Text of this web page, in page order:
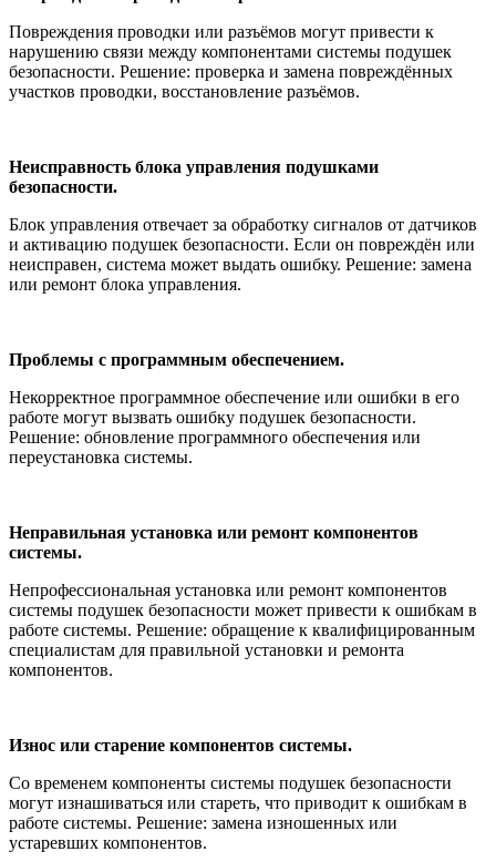
Повреждения проводки или разъёмов могут привести к
нарушению связи между компонентами системы подушек
безопасности. Решение: проверка и замена повреждённых
участков проводки, восстановление разъёмов.
Неисправность блока управления подушками
безопасности.
Блок управления отвечает за обработку сигналов от датчиков
и активацию подушек безопасности. Если он повреждён или
неисправен, система может выдать ошибку. Решение: замена
или ремонт блока управления.
Проблемы с программным обеспечением.
Некорректное программное обеспечение или ошибки в его
работе могут вызвать ошибку подушек безопасности.
Решение: обновление программного обеспечения или
переустановка системы.
Неправильная установка или ремонт компонентов
системы.
Непрофессиональная установка или ремонт компонентов
системы подушек безопасности может привести к ошибкам в
работе системы. Решение: обращение к квалифицированным
специалистам для правильной установки и ремонта
компонентов.
Износ или старение компонентов системы.
Со временем компоненты системы подушек безопасности
могут изнашиваться или стареть, что приводит к ошибкам в
работе системы. Решение: замена изношенных или
устаревших компонентов.